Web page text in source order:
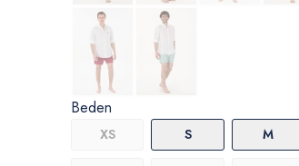
Beden
XS
S M